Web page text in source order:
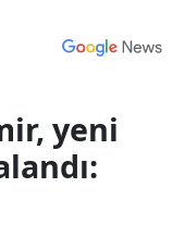
yeni